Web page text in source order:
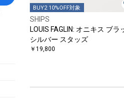
BUY2 10%OFF対象
SHIPS
LOUIS FAGLIN: オニキス ブラ
シルバー スタッズ
￥19,800